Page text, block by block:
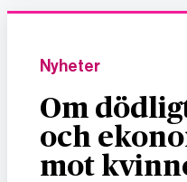
Nyheter
Om
och
mot